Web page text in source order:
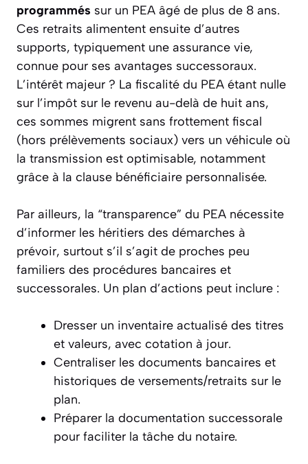
programmés sur un PEA âgé de plus de 8 ans.
Ces retraits alimentent ensuite d’autres
supports, typiquement une assurance vie,
connue pour ses avantages successoraux.
L’intérêt majeur ? La fiscalité du PEA étant nulle
sur l’impôt sur le revenu au-delà de huit ans,
ces sommes migrent sans frottement fiscal
(hors prélèvements sociaux) vers un véhicule où
la transmission est optimisable, notamment
grâce à la clause bénéficiaire personnalisée.
Par ailleurs, la “transparence” du PEA nécessite
d’informer les héritiers des démarches à
prévoir, surtout s’il s’agit de proches peu
familiers des procédures bancaires et
successorales. Un plan d’actions peut inclure :
Dresser un inventaire actualisé des titres
et valeurs, avec cotation à jour.
Centraliser les documents bancaires et
historiques de versements/retraits sur le
plan.
Préparer la documentation successorale
pour faciliter la tâche du notaire.